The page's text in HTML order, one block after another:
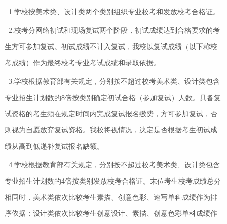
1.学校按美术类、设计类两个类别组织专业校考和发放校考合格证。
2.校考分网络初试和现场复试两个阶段，初试成绩达到合格要求的考
生方可参加复试。初试成绩不计入复试，我校以复试成绩（以下称校
考成绩）作为最终校考专业考试成绩和录取依据。
3.学校根据教育部有关规定，分别按不超过校考美术类、设计类包含
专业招生计划数的8倍按类别确定初试合格（参加复试）人数。具备复
试资格的考生须在规定时间内完成复试报名缴费，方可参加复试，否
则视为自愿放弃复试资格。我校将视情况，决定是否根据考生初试成
绩从高到低递补复试报名缺额。
4.学校根据教育部有关规定，分别按不超过校考美术类、设计类包含
专业招生计划数的4倍按类别发放校考合格证。末位考生校考成绩总分
相同时，美术类依次比较考生素描、创意色彩、速写单科成绩作为排
序依据；设计类依次比较考生创意设计、素描、创意色彩单科成绩作